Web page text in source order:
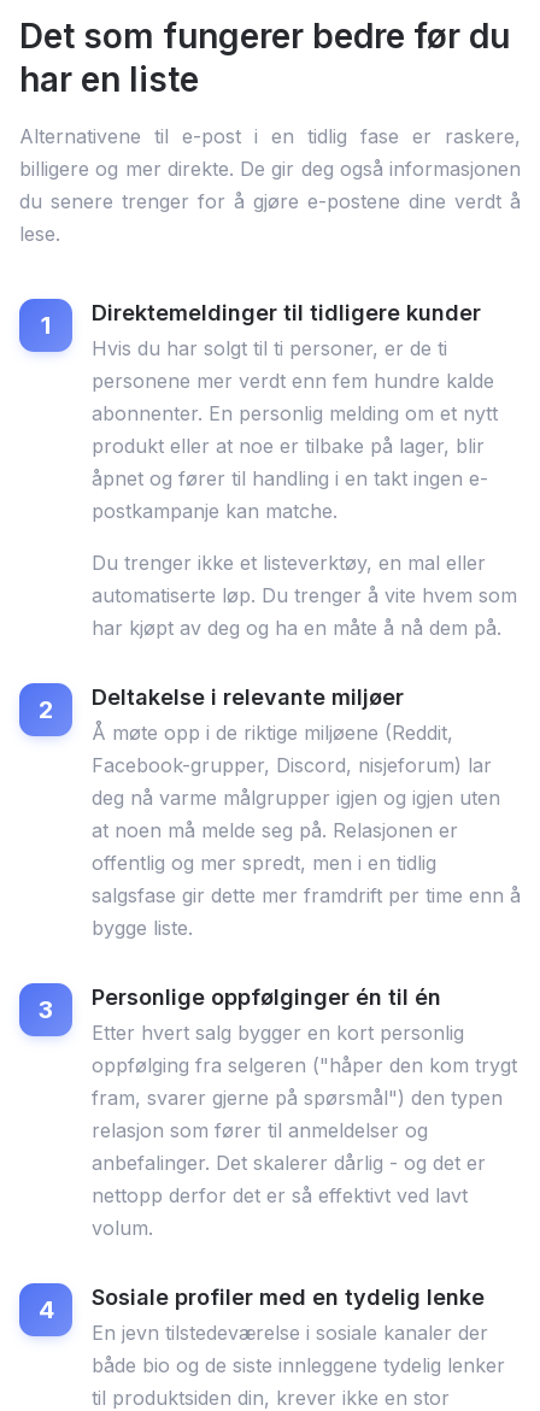
Det som fungerer bedre før du
har en liste
Alternativene til e-post i en tidlig fase er raskere,
billigere og mer direkte. De gir deg også informasjonen
du senere trenger for å gjøre e-postene dine verdt å
lese.
Direktemeldinger til tidligere kunder
Hvis du har solgt til ti personer, er de ti
personene mer verdt enn fem hundre kalde
abonnenter. En personlig melding om et nytt
produkt eller at noe er tilbake på lager, blir
åpnet og fører til handling i en takt ingen e-
postkampanje kan matche.
Du trenger ikke et listeverktøy, en mal eller
automatiserte løp. Du trenger å vite hvem som
har kjøpt av deg og ha en måte å nå dem på.
Deltakelse i relevante miljøer
Å møte opp i de riktige miljøene (Reddit,
Facebook-grupper, Discord, nisjeforum) lar
deg nå varme målgrupper igjen og igjen uten
at noen må melde seg på. Relasjonen er
offentlig og mer spredt, men i en tidlig
salgsfase gir dette mer framdrift per time enn å
bygge liste.
Personlige oppfølginger én til én
Etter hvert salg bygger en kort personlig
oppfølging fra selgeren ("håper den kom trygt
fram, svarer gjerne på spørsmål") den typen
relasjon som fører til anmeldelser og
anbefalinger. Det skalerer dårlig - og det er
nettopp derfor det er så effektivt ved lavt
volum.
Sosiale profiler med en tydelig lenke
En jevn tilstedeværelse i sosiale kanaler der
både bio og de siste innleggene tydelig lenker
til produktsiden din, krever ikke en stor